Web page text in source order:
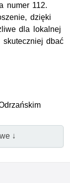
numer 112.
dzięki
dla lokalnej
skuteczniej dbać
↓